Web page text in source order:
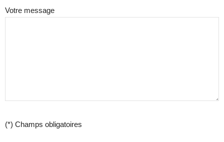
Votre message
(*) Champs obligatoires